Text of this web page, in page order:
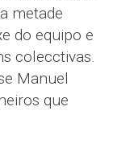
metade
do equipo e
colecctivas.
Manuel
que